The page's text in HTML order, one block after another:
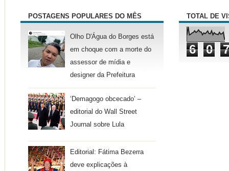
POSTAGENS POPULARES DO MÊS
Olho D'Água do Borges está
em choque com a morte do
assessor de mídia e
designer da Prefeitura
‘Demagogo obcecado’ –
editorial do Wall Street
Journal sobre Lula
Editorial: Fátima Bezerra
deve explicações à
TOTAL DE
6 0 7